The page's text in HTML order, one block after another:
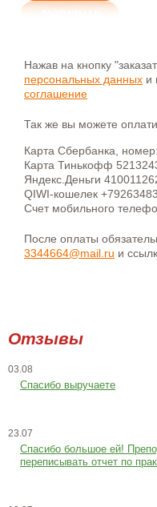
Нажав на кнопку
персональных данных и
соглашение
Так же вы можете
Карта Сбербанка,
Карта Тинькофф
Яндекс.Деньги
QIWI-кошелек
Счет мобильного
После оплаты
3344664@mail.ru и
Отзывы
03.08
Спасибо выручаете
23.07
Cпасибо большое ей!
переписывать отчет по